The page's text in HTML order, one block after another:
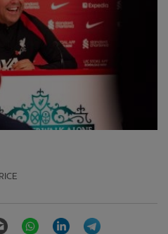
Email WhatsAppLinkedIn